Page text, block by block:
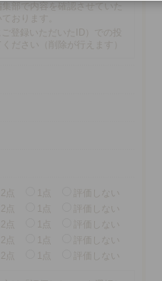
部で内容を確認させていた
おります。
登録いただいたID）での投
ださい（削除が行えます）
2点 1点
評価しない
2点 1点
評価しない
2点 1点
評価しない
2点 1点
評価しない
2点 1点 評価しない